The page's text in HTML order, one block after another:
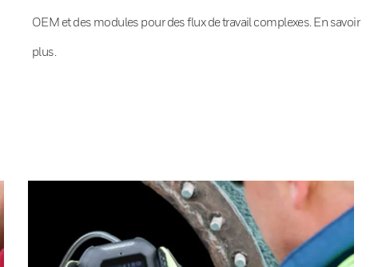
OEM et des modules pour des flux de travail complexes. En savoir
plus.